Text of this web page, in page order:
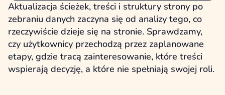
Aktualizacja ścieżek, treści i struktury strony po
zebraniu danych zaczyna się od analizy tego, co
rzeczywiście dzieje się na stronie. Sprawdzamy,
czy użytkownicy przechodzą przez zaplanowane
etapy, gdzie tracą zainteresowanie, które treści
wspierają decyzję, a które nie spełniają swojej roli.